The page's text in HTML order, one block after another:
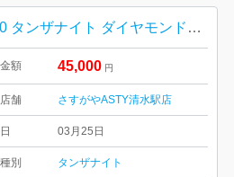
Pt900 タンザナイト ダイヤモンドリング
額 45,000 円
舗 さすがやASTY清水駅店
03月25日
別 タンザナイト